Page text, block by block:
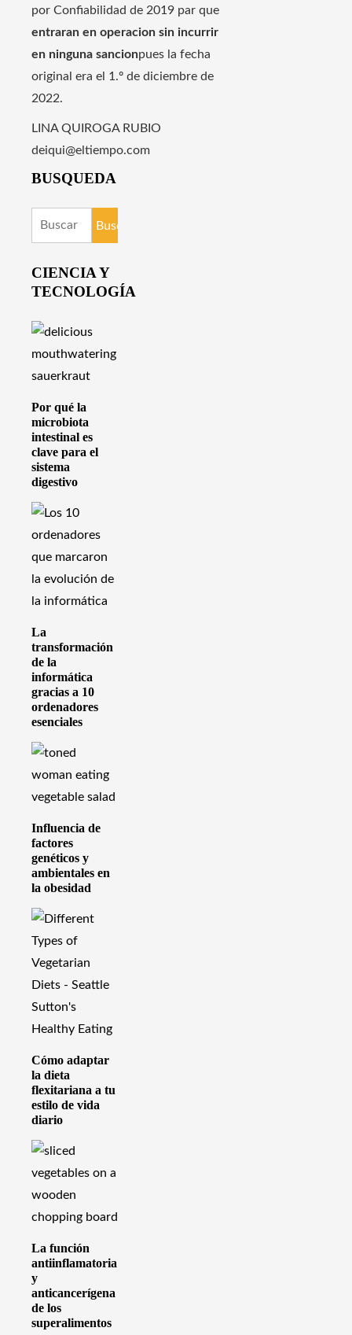
por Confiabilidad de 2019 par que
entraran en operacion sin incurrir
en ninguna sancionpues la fecha
original era el 1.º de diciembre de
2022.
LINA QUIROGA RUBIO
deiqui@eltiempo.com
BUSQUEDA
Buscar:
CIENCIA Y
TECNOLOGÍA
Por qué la
microbiota
intestinal es
clave para el
sistema
digestivo
La
transformación
de la
informática
gracias a 10
ordenadores
esenciales
Influencia de
factores
genéticos y
ambientales en
la obesidad
Cómo adaptar
la dieta
flexitariana a tu
estilo de vida
diario
La función
antiinflamatoria
y
anticancerígena
de los
superalimentos